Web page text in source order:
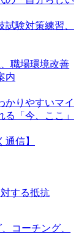
験対策練習、
職場環境改善
内
かりやすいマイ
「今、ここ」
信】
コーチング、